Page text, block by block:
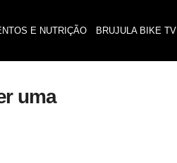
E NUTRIÇÃO BRUJULA BIKE TV
uma